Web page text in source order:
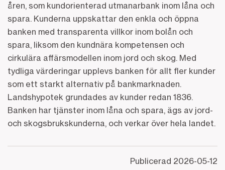
åren, som kundorienterad utmanarbank inom låna och
spara. Kunderna uppskattar den enkla och öppna
banken med transparenta villkor inom bolån och
spara, liksom den kundnära kompetensen och
cirkulära affärsmodellen inom jord och skog. Med
tydliga värderingar upplevs banken för allt fler kunder
som ett starkt alternativ på bankmarknaden.
Landshypotek grundades av kunder redan 1836.
Banken har tjänster inom låna och spara, ägs av jord-
och skogsbrukskunderna, och verkar över hela landet.
Publicerad 2026-05-12